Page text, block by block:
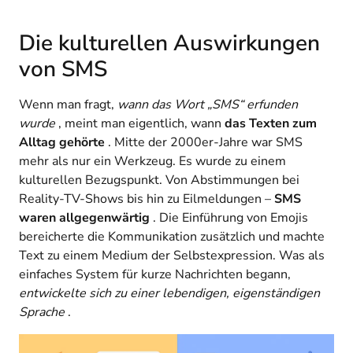
Die kulturellen Auswirkungen
von SMS
Wenn man fragt, wann das Wort „SMS“ erfunden
wurde , meint man eigentlich, wann das Texten zum
Alltag gehörte . Mitte der 2000er-Jahre war SMS
mehr als nur ein Werkzeug. Es wurde zu einem
kulturellen Bezugspunkt. Von Abstimmungen bei
Reality-TV-Shows bis hin zu Eilmeldungen –SMS
waren allgegenwärtig . Die Einführung von Emojis
bereicherte die Kommunikation zusätzlich und machte
Text zu einem Medium der Selbstexpression. Was als
einfaches System für kurze Nachrichten begann,
entwickelte sich zu einer lebendigen, eigenständigen
Sprache .